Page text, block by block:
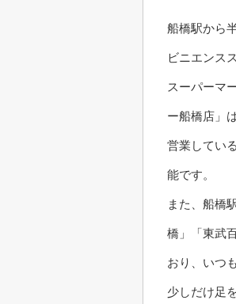
船橋駅から
ビニエンス
スーパーマ
ー船橋店」
営業してい
能です。
また、船橋
橋」「東武
おり、いつ
少しだけ足